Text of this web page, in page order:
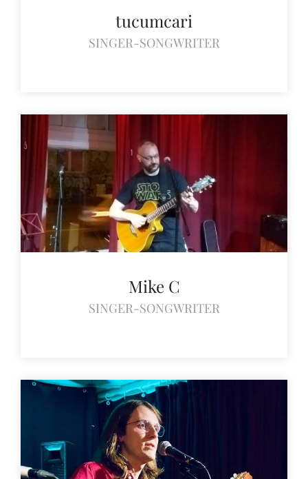
tucumcari
SINGER-SONGWRITER
Mike C
SINGER-SONGWRITER